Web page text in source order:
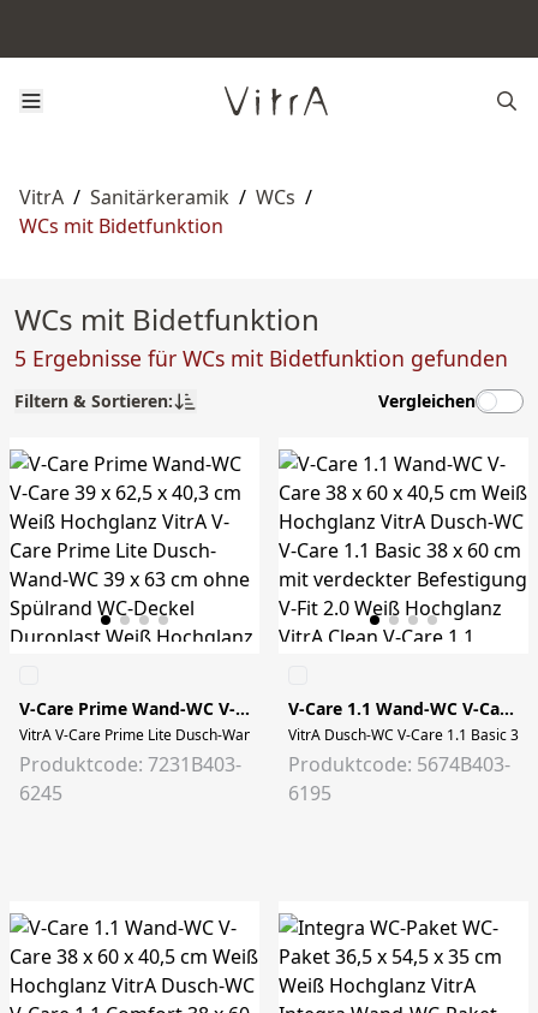
VitrA / Sanitärkeramik / WCs /
WCs mit Bidetfunktion
WCs mit Bidetfunktion
5 Ergebnisse für WCs mit Bidetfunktion gefunden
Filtern & Sortieren: Vergleichen
V-Care Prime Wand-WC V-Care 39 x 62,5 x 40,3 cm Weiß Hochglanz
VitrA V-Care Prime Lite Dusch-Wand-WC 39 x 63 cm ohne Spülrand WC-
Produktcode: 7231B403-
6245
V-Care 1.1 Wand-WC V-Care 38 x 60 x 40,5 cm Weiß Hochglanz
VitrA Dusch-WC V-Care 1.1 Basic
Produktcode: 5674B403-
6195